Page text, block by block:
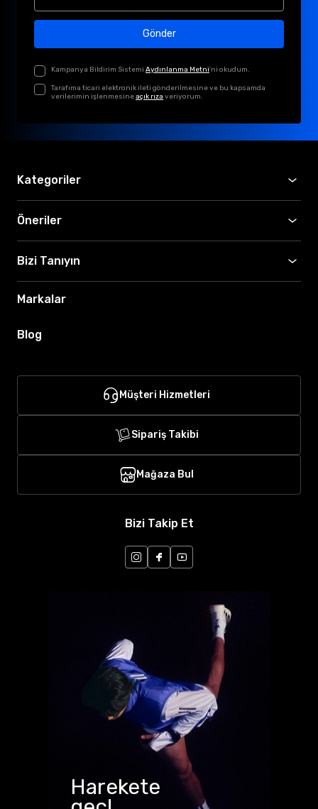
Gönder
Kampanya Bildirim Sistemi Aydınlanma Metni'ni okudum.
Tarafıma ticari elektronik ileti gönderilmesine ve bu kapsamda
verilerimin işlenmesineaçık rıza veriyorum.
Kategoriler
Öneriler
Bizi Tanıyın
Markalar
Blog
Müşteri Hizmetleri
Sipariş Takibi
Mağaza Bul
Bizi Takip Et
Harekete